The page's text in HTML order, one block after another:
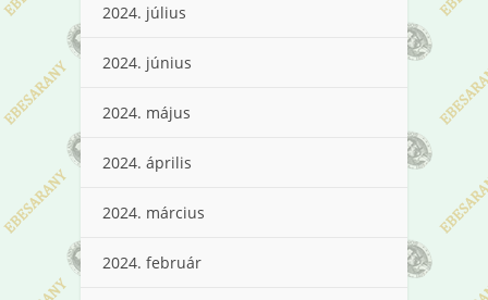
2024. július
2024. június
2024. május
2024. április
2024. március
2024. február